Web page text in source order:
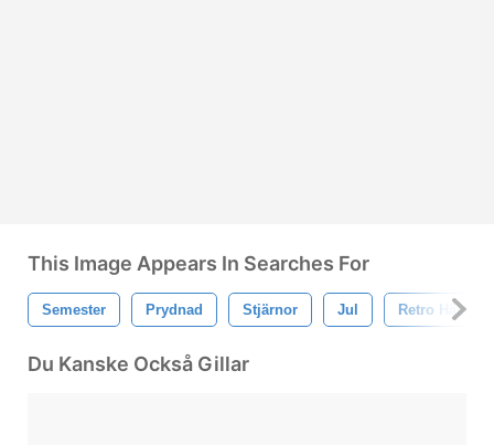
This Image Appears In Searches For
Semester Prydnad Stjärnor Jul Retro
Du Kanske Också Gillar